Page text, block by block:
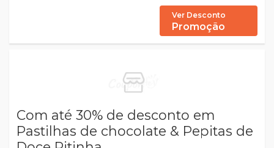
Ver Desconto
Promoção
Com até 30% de desconto em
Pastilhas de chocolate & Pepitas de